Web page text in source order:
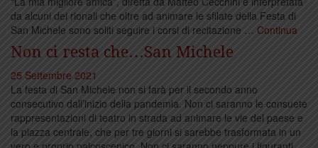
da alcuni dei rionali che oltre ad animare le sfilate della Festa di
San Michele sono soliti seguire i corsi di recitazione … Continua
Non ci resta che…San Michele
25 Settembre 2021
La festa di San Michele non si farà per il secondo anno
consecutivo dall’inizio della pandemia. Non ci saranno le consuete
rappresentazioni di teatro in strada ad animare le vie del paese e
la piazza centrale, che per tre giorni si sarebbe trasformata in un